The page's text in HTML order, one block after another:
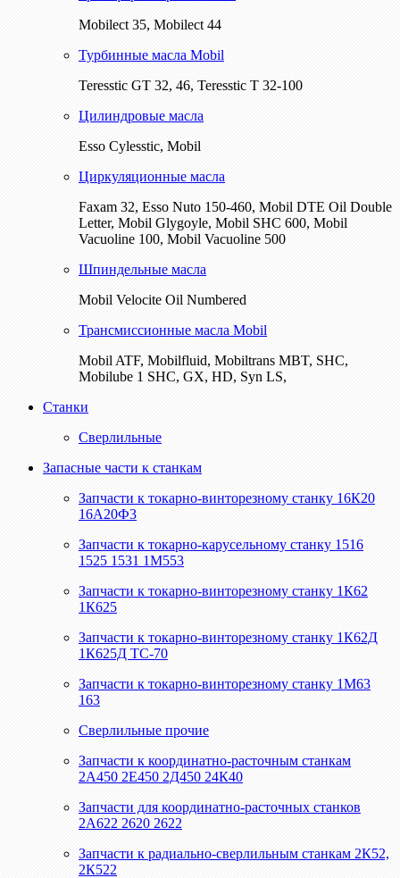
Mobilect 35, Mobilect 44
Турбинные масла Mobil
Teresstic GT 32, 46, Teresstic T 32-100
Цилиндровые масла
Esso Cylesstic, Mobil
Циркуляционные масла
Faxam 32, Esso Nuto 150-460, Mobil DTE Oil Double
Letter, Mobil Glygoyle, Mobil SHC 600, Mobil
Vacuoline 100, Mobil Vacuoline 500
Шпиндельные масла
Mobil Velocite Oil Numbered
Трансмиссионные масла Mobil
Mobil ATF, Mobilfluid, Mobiltrans MBT, SHC,
Mobilube 1 SHC, GX, HD, Syn LS,
Станки
Сверлильные
Запасные части к станкам
Запчасти к токарно-винторезному станку 16К20
16А20Ф3
Запчасти к токарно-карусельному станку 1516
1525 1531 1М553
Запчасти к токарно-винторезному станку 1К62
1К625
Запчасти к токарно-винторезному станку 1К62Д
1К625Д ТС-70
Запчасти к токарно-винторезному станку 1М63
163
Сверлильные прочие
Запчасти к координатно-расточным станкам
2А450 2Е450 2Д450 24К40
Запчасти для координатно-расточных станков
2А622 2620 2622
Запчасти к радиально-сверлильным станкам 2К52,
2К522